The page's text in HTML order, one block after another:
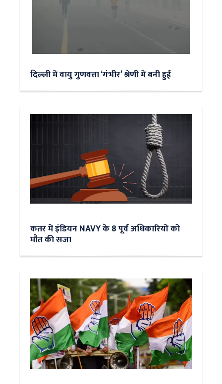
दिल्ली में वायु गुणवत्ता ‘गंभीर’ श्रेणी में बनी हुई
कतर में इंडियन NAVY के 8 पूर्व अधिकारियों को
मौत की सजा